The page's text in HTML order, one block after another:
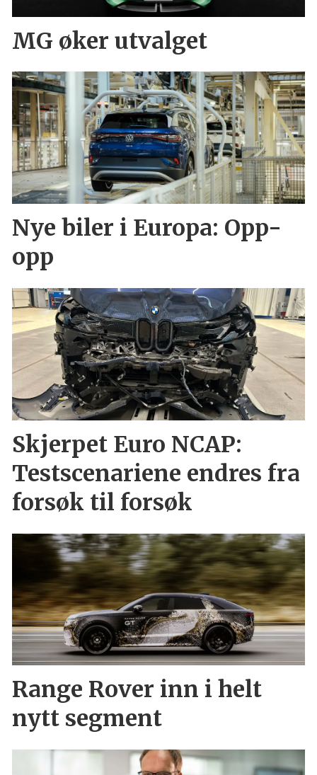
MG øker utvalget
Nye biler i Europa: Opp-
opp
Skjerpet Euro NCAP:
Testscenariene endres fra
forsøk til forsøk
Range Rover inn i helt
nytt segment